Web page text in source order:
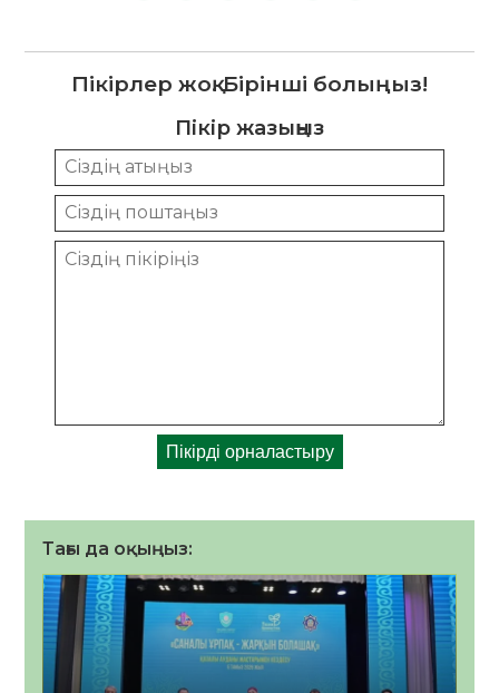
Пікірлер жоқ. Бірінші болыңыз!
Пікір жазыңыз
Тағы да оқыңыз: